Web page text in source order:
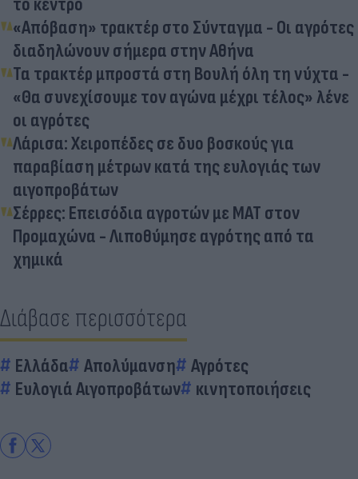
«Απόβαση» τρακτέρ στο Σύνταγμα - Οι αγρότες
διαδηλώνουν σήμερα στην Αθήνα
Τα τρακτέρ μπροστά στη Βουλή όλη τη νύχτα -
«Θα συνεχίσουμε τον αγώνα μέχρι τέλος» λένε
οι αγρότες
Λάρισα: Χειροπέδες σε δυο βοσκούς για
παραβίαση μέτρων κατά της ευλογιάς των
αιγοπροβάτων
Σέρρες: Επεισόδια αγροτών με ΜΑΤ στον
Προμαχώνα - Λιποθύμησε αγρότης από τα
χημικά
Διάβασε περισσότερα
Ελλάδα Απολύμανση
Αγρότες
Ευλογιά Αιγοπροβάτων
κινητοποιήσεις